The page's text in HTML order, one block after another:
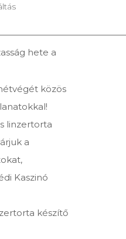
hete a
közös
linzertorta
a
Kaszinó
készítő